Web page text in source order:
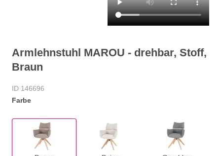
Armlehnstuhl MAROU - drehbar, Stoff,
Braun
ID 146696
Farbe